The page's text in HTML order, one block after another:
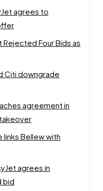
agrees to
Rejected Four Bids as
Citi downgrade
agreement in
links Bellew with
agrees in
bid